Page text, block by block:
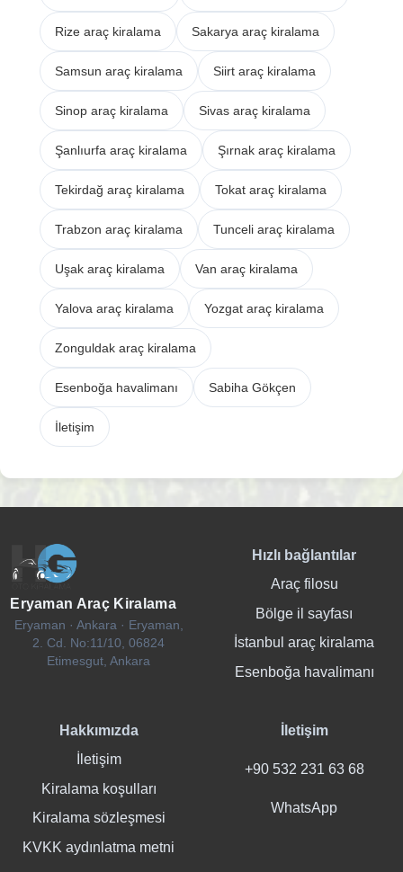
Rize araç kiralama Sakarya araç kiralama
Samsun araç kiralama Siirt araç kiralama
Sinop araç kiralama Sivas araç kiralama
Şanlıurfa araç kiralama Şırnak araç kiralama
Tekirdağ araç kiralama Tokat araç kiralama
Trabzon araç kiralama Tunceli araç kiralama
Uşak araç kiralama Van araç kiralama
Yalova araç kiralama Yozgat araç kiralama
Zonguldak araç kiralama
Esenboğa havalimanı Sabiha Gökçen
İletişim
Eryaman Araç Kiralama
Eryaman · Ankara · Eryaman,
2. Cd. No:11/10, 06824
Etimesgut, Ankara
Hızlı bağlantılar
Araç filosu
Bölge il sayfası
İstanbul araç kiralama
Esenboğa havalimanı
Hakkımızda
İletişim
Kiralama koşulları
Kiralama sözleşmesi
KVKK aydınlatma metni
İletişim
+90 532 231 63 68
WhatsApp